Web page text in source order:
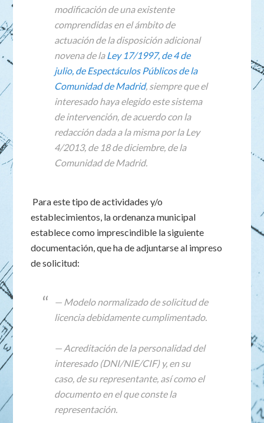
modificación de una existente
comprendidas en el ámbito de
actuación de la disposición adicional
novena de laLey 17/1997, de 4 de
julio, de Espectáculos Públicos de la
Comunidad de Madrid, siempre que el
interesado haya elegido este sistema
de intervención, de acuerdo con la
redacción dada a la misma por la Ley
4/2013, de 18 de diciembre, de la
Comunidad de Madrid.
Para este tipo de actividades y/o
establecimientos, la ordenanza municipal
establece como imprescindible la siguiente
documentación, que ha de adjuntarse al impreso
de solicitud:
— Modelo normalizado de solicitud de
licencia debidamente cumplimentado.
— Acreditación de la personalidad del
interesado (DNI/NIE/CIF) y, en su
caso, de su representante, así como el
documento en el que conste la
representación.